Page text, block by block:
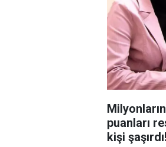
puanları
kişi şaşırdı!